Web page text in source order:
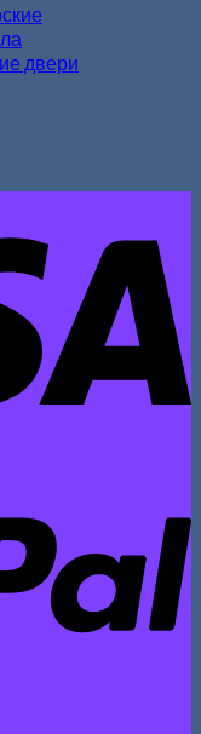
двери